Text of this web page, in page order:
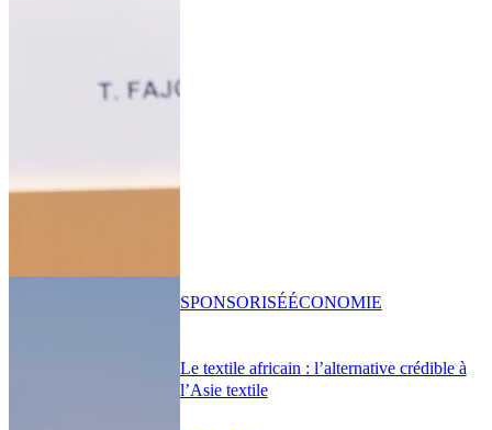
Le textile africain : l’alternative crédible à
l’Asie textile
SPONSORISÉÉCONOMIE